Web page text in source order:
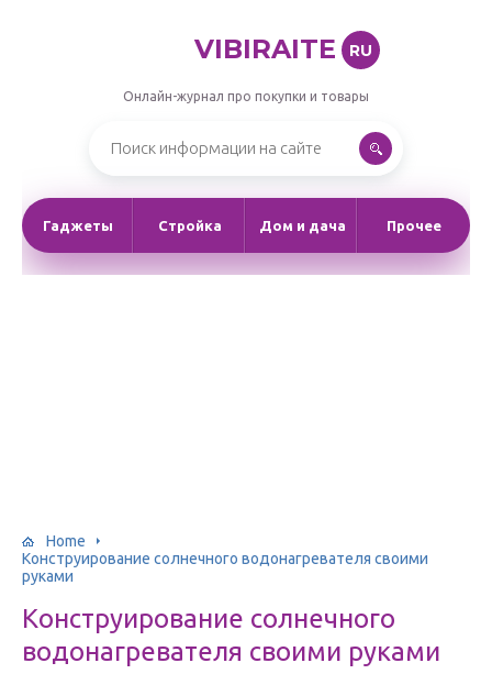
VIBIRAITE RU
Онлайн-журнал про покупки и товары
Гаджеты Стройка Дом и дача Прочее
Home
Конструирование солнечного водонагревателя своими
руками
Конструирование солнечного
водонагревателя своими руками